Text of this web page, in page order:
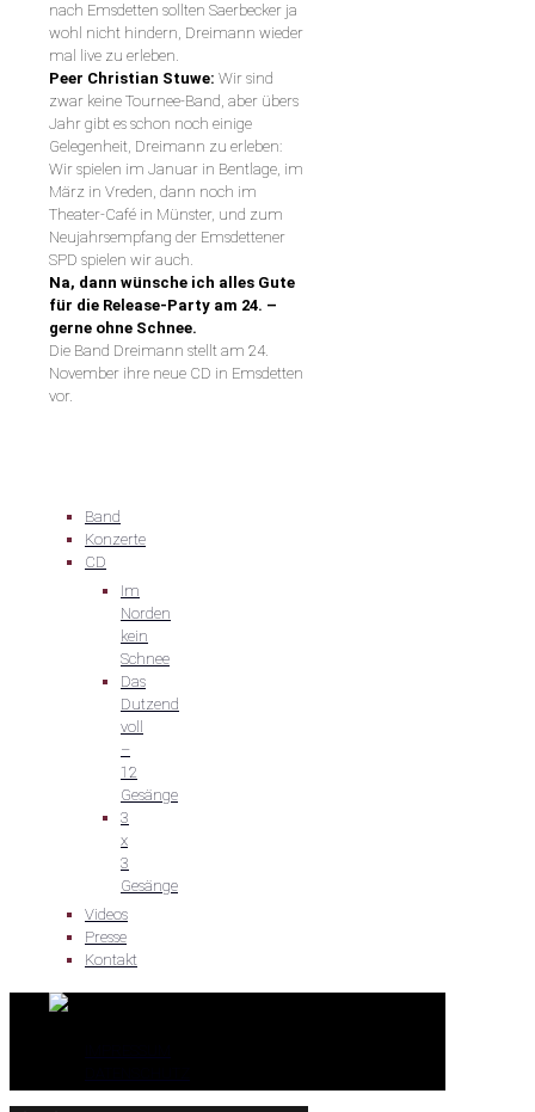
nach Emsdetten sollten Saerbecker ja
wohl nicht hindern, Dreimann wieder
mal live zu erleben.
Peer Christian Stuwe: Wir sind
zwar keine Tournee-Band, aber übers
Jahr gibt es schon noch einige
Gelegenheit, Dreimann zu erleben:
Wir spielen im Januar in Bentlage, im
März in Vreden, dann noch im
Theater-Café in Münster, und zum
Neujahrsempfang der Emsdettener
SPD spielen wir auch.
Na, dann wünsche ich alles Gute
für die Release-Party am 24. –
gerne ohne Schnee.
Die Band Dreimann stellt am 24.
November ihre neue CD in Emsdetten
vor.
Band
Konzerte
CD
Im
Norden
kein
Schnee
Das
Dutzend
voll
–
12
Gesänge
3
x
3
Gesänge
Videos
Presse
Kontakt